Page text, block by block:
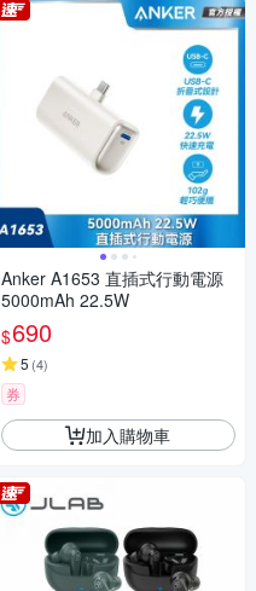
Anker A1653 直插式行動電源
5000mAh 22.5W
$690
5 (4)
券
加入購物車